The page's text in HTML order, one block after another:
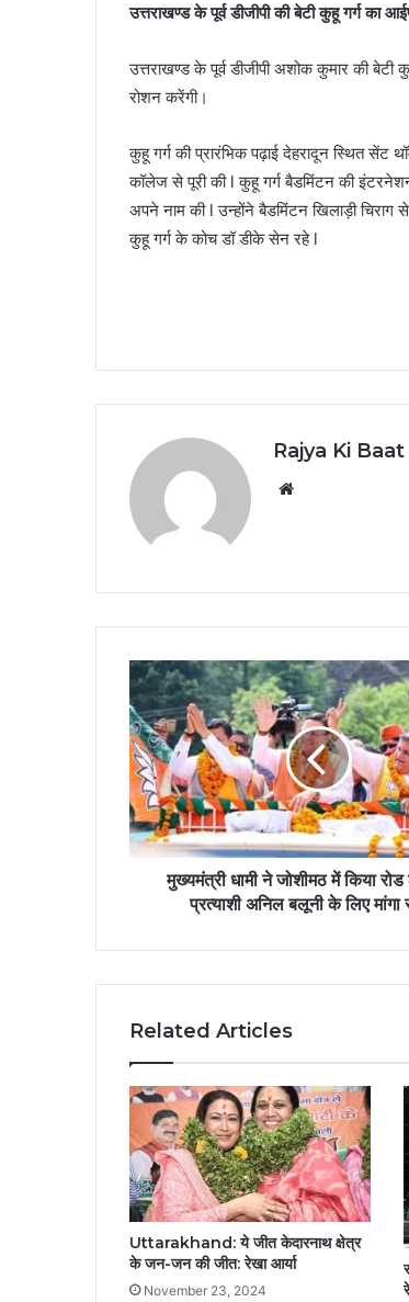
उत्तराखण्ड के पूर्व डीजीपी की बेटी कुहू गर्ग का
उत्तराखण्ड के पूर्व डीजीपी अशोक कुमार की
रोशन करेंगी।
कुहू गर्ग की प्रारंभिक पढ़ाई देहरादून स्थित
कॉलेज से पूरी की l कुहू गर्ग बैडमिंटन की
अपने नाम की l उन्होंने बैडमिंटन खिलाड़ी
कुहू गर्ग के कोच डॉ डीके सेन रहे l
Rajya Ki Baat
मुख्यमंत्री धामी ने जोशीमठ में किया रोड
प्रत्याशी अनिल बलूनी के लिए मांगा
Related Articles
Uttarakhand: ये जीत केदारनाथ क्षेत्र
के जन-जन की जीत: रेखा आर्या
November 23, 2024